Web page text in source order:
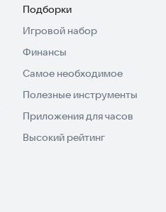
Подборки
Игровой набор
Финансы
Самое необходимое
Полезные инструменты
Приложения для часов
Высокий рейтинг